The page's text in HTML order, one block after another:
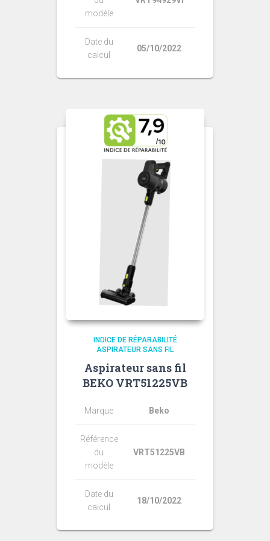
modèle
Date du
calcul
05/10/2022
INDICE DE RÉPARABILITÉ
ASPIRATEUR SANS FIL
Aspirateur sans fil
BEKO VRT51225VB
Marque Beko
Référence
du
modèle
VRT51225VB
Date du
calcul
18/10/2022